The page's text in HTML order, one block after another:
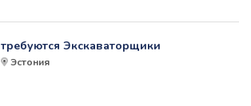
требуются Экскаваторщики
Эстония